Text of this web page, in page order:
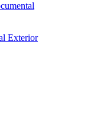
Exterior